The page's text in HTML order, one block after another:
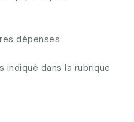
dépenses
indiqué dans la rubrique